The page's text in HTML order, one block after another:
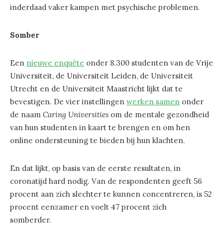
inderdaad vaker kampen met psychische problemen.
Somber
Een nieuwe enquête onder 8.300 studenten van de Vrije
Universiteit, de Universiteit Leiden, de Universiteit
Utrecht en de Universiteit Maastricht lijkt dat te
bevestigen. De vier instellingen werken samen onder
de naam Caring Universities om de mentale gezondheid
van hun studenten in kaart te brengen en om hen
online ondersteuning te bieden bij hun klachten.
En dat lijkt, op basis van de eerste resultaten, in
coronatijd hard nodig. Van de respondenten geeft 56
procent aan zich slechter te kunnen concentreren, is 52
procent eenzamer en voelt 47 procent zich
somberder.